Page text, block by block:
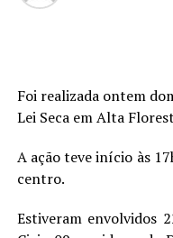
Foi realizada ontem
Lei Seca em Alta
A ação teve início às
centro.
Estiveram envolvidos